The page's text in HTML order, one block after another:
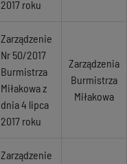
2017 roku
Zarządzenie
Nr 50/2017
Burmistrza
Miłakowa z
dnia 4 lipca
2017 roku
Zarządzenia
Burmistrza
Miłakowa
Zarządzenie